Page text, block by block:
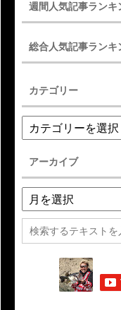
週間人気記事ランキ
総合人気記事ランキ
カテゴリー
アーカイブ